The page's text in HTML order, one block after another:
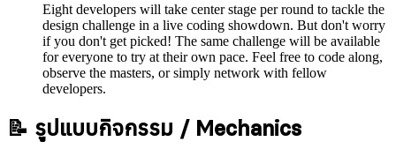
Eight developers will take center stage per round to tackle the
design challenge in a live coding showdown. But don't worry
if you don't get picked! The same challenge will be available
for everyone to try at their own pace. Feel free to code along,
observe the masters, or simply network with fellow
developers.
📝 รูปแบบกิจกรรม / Mechanics